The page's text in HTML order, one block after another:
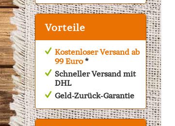
Vorteile
Kostenloser Versand ab
99 Euro*
Schneller Versand mit
DHL
Geld-Zurück-Garantie